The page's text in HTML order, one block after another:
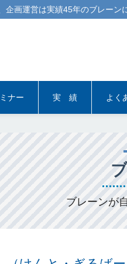
企画運営は実績45年のブレーン
ナー 実 績 よく
ブレーンが